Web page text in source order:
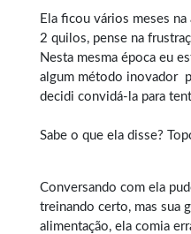
Ela ficou vários meses na
2 quilos, pense na
Nesta mesma época eu
algum método inovador
decidi convidá-la para
Sabe o que ela disse?
Conversando com ela
treinando certo, mas sua
alimentação, ela comia